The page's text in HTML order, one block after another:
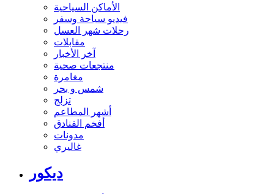
الأماكن السياحية
فيديو سياحة وسفر
رحلات شهر العسل
مقابلات
آخر الأخبار
منتجعات صحية
مغامرة
شمس و بحر
تزلج
أشهر المطاعم
أفخم الفنادق
مدونات
غاليري
ديكور